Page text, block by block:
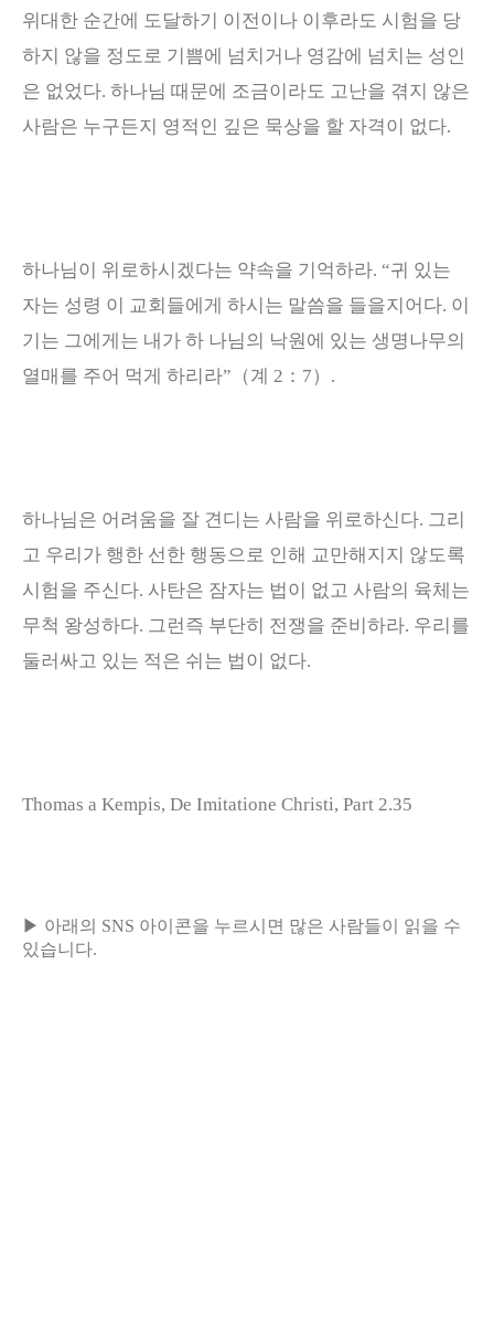
위대한 순간에 도달하기 이전이나 이후라도 시험을 당
하지 않을 정도로 기쁨에 넘치거나 영감에 넘치는 성인
은 없었다. 하나님 때문에 조금이라도 고난을 겪지 않은
사람은 누구든지 영적인 깊은 묵상을 할 자격이 없다.
하나님이 위로하시겠다는 약속을 기억하라. “귀 있는
자는 성령 이 교회들에게 하시는 말씀을 들을지어다. 이
기는 그에게는 내가 하 나님의 낙원에 있는 생명나무의
열매를 주어 먹게 하리라” （ 계 2 ： 7 ） .
하나님은 어려움을 잘 견디는 사람을 위로하신다. 그리
고 우리가 행한 선한 행동으로 인해 교만해지지 않도록
시험을 주신다. 사탄은 잠자는 법이 없고 사람의 육체는
무척 왕성하다. 그런즉 부단히 전쟁을 준비하라. 우리를
둘러싸고 있는 적은 쉬는 법이 없다.
Thomas a Kempis, De Imitatione Christi, Part 2.35
▶ 아래의 SNS 아이콘을 누르시면 많은 사람들이 읽을 수
있습니다.